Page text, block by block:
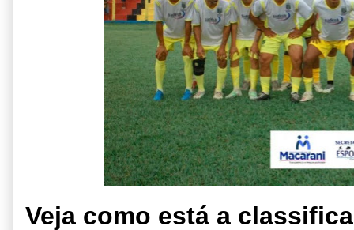
Veja como está a